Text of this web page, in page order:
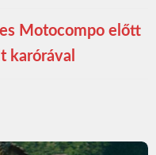
Motocompo előtt
karórával